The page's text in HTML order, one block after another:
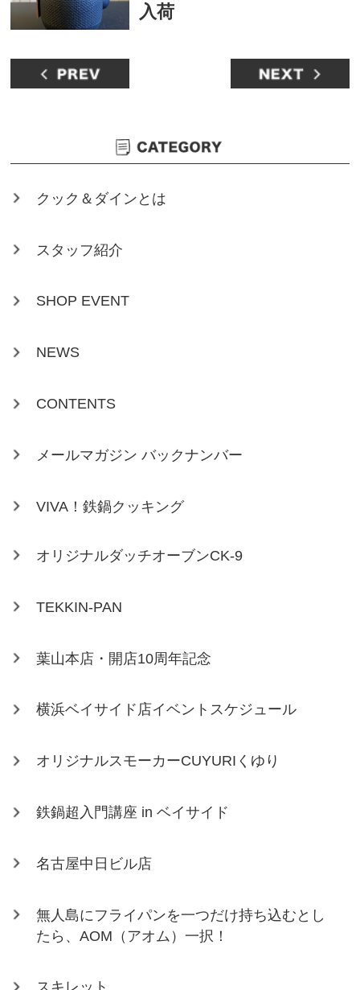
入荷
クック＆ダインとは
スタッフ紹介
SHOP EVENT
NEWS
CONTENTS
メールマガジン バックナンバー
VIVA！鉄鍋クッキング
オリジナルダッチオーブンCK-9
TEKKIN-PAN
葉山本店・開店10周年記念
横浜ベイサイド店イベントスケジュール
オリジナルスモーカーCUYURIくゆり
鉄鍋超入門講座 in ベイサイド
名古屋中日ビル店
無人島にフライパンを一つだけ持ち込むとし
たら、AOM（アオム）一択！